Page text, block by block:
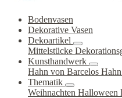
Bodenvasen
Dekorative Vasen
Dekoartikel
Mittelstücke
Kunsthandwerk
Hahn von Barcelos
Thematik
Weihnachten Halloween